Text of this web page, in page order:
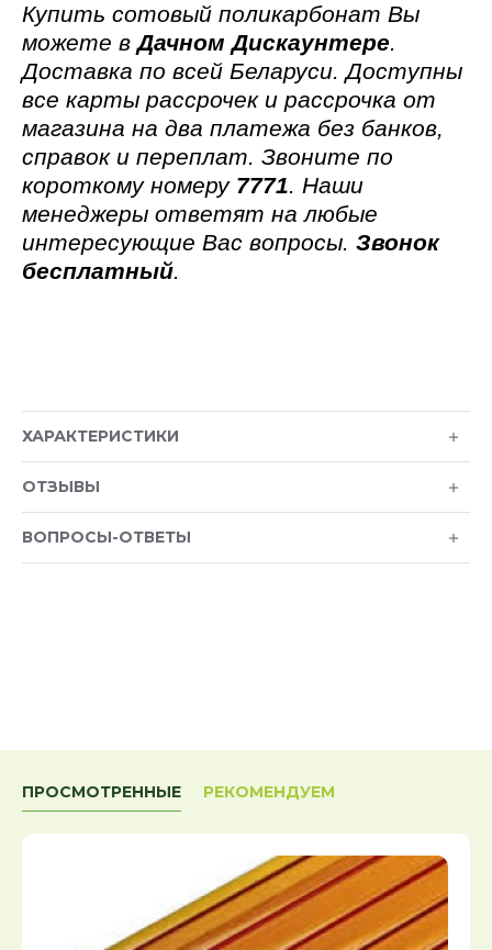
Купить сотовый поликарбонат Вы
можете вДачном Дискаунтере.
Доставка по всей Беларуси. Доступны
все карты рассрочек и рассрочка от
магазина на два платежа без банков,
справок и переплат. Звоните по
короткому номеру 7771. Наши
менеджеры ответят на любые
интересующие Вас вопросы. Звонок
бесплатный.
ХАРАКТЕРИСТИКИ
ОТЗЫВЫ
ВОПРОСЫ-ОТВЕТЫ
ПРОСМОТРЕННЫЕ РЕКОМЕНДУЕМ